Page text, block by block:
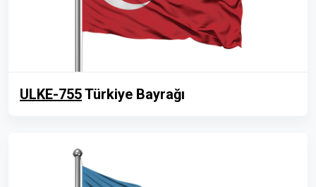
ULKE-755Türkiye Bayrağı